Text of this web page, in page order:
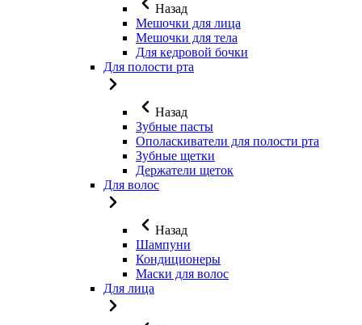
Назад
Мешочки для лица
Мешочки для тела
Для кедровой бочки
Для полости рта
Назад
Зубные пасты
Ополаскиватели для полости рта
Зубные щетки
Держатели щеток
Для волос
Назад
Шампуни
Кондиционеры
Маски для волос
Для лица